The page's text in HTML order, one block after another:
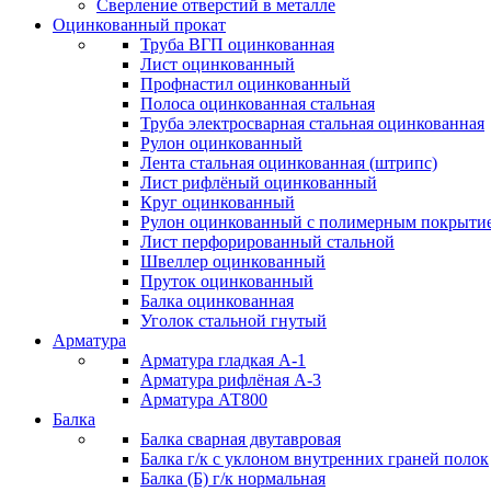
Сверление отверстий в металле
Оцинкованный прокат
Труба ВГП оцинкованная
Лист оцинкованный
Профнастил оцинкованный
Полоса оцинкованная стальная
Труба электросварная стальная оцинкованная
Рулон оцинкованный
Лента стальная оцинкованная (штрипс)
Лист рифлёный оцинкованный
Круг оцинкованный
Рулон оцинкованный с полимерным
Лист перфорированный стальной
Швеллер оцинкованный
Пруток оцинкованный
Балка оцинкованная
Уголок стальной гнутый
Арматура
Арматура гладкая А-1
Арматура рифлёная А-3
Арматура АТ800
Балка
Балка сварная двутавровая
Балка г/к с уклоном внутренних граней полок
Балка (Б) г/к нормальная